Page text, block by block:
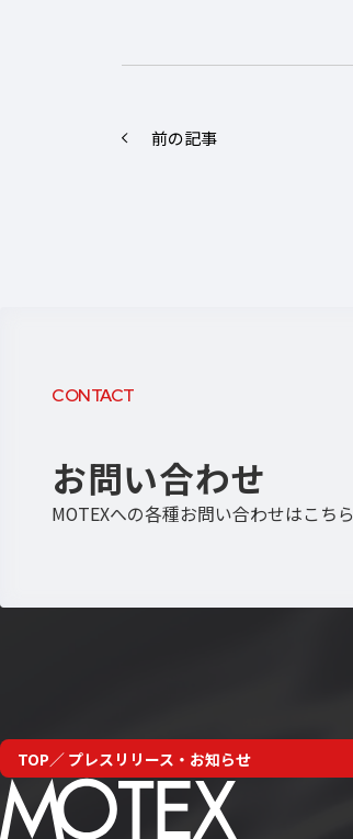
前の記事
CONTACT
お問い合わせ
MOTEXへの各種お問い合わせはこちら
TOP プレスリリース・お知らせ